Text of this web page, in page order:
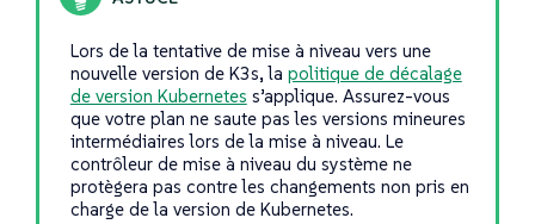
Lors de la tentative de mise à niveau vers une
nouvelle version de K3s, la politique de décalage
de version Kubernetes s’applique. Assurez-vous
que votre plan ne saute pas les versions mineures
intermédiaires lors de la mise à niveau. Le
contrôleur de mise à niveau du système ne
protègera pas contre les changements non pris en
charge de la version de Kubernetes.